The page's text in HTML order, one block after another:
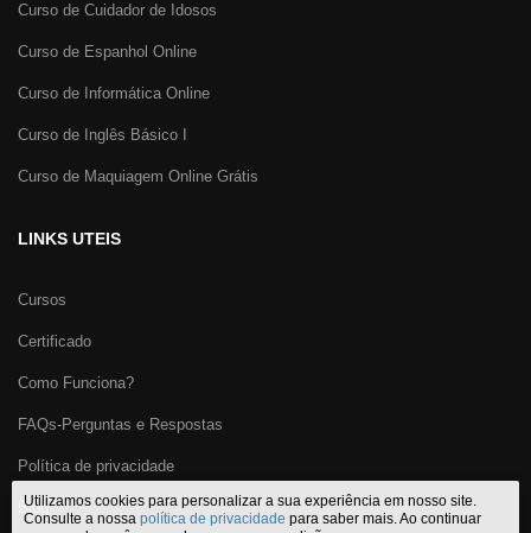
Curso de Cuidador de Idosos
Curso de Espanhol Online
Curso de Informática Online
Curso de Inglês Básico I
Curso de Maquiagem Online Grátis
LINKS UTEIS
Cursos
Certificado
Como Funciona?
FAQs-Perguntas e Respostas
Política de privacidade
Blog
Utilizamos cookies para personalizar a sua experiência em nosso site.
Consulte a nossa política de privacidade para saber mais. Ao continuar